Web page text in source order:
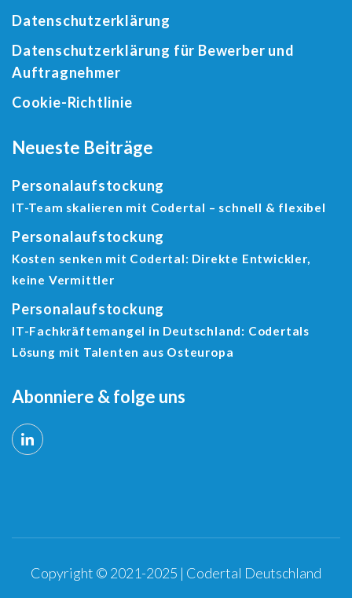
Datenschutzerklärung
Datenschutzerklärung für Bewerber und
Auftragnehmer
Cookie-Richtlinie
Neueste Beiträge
Personalaufstockung
IT-Team skalieren mit Codertal – schnell & flexibel
Personalaufstockung
Kosten senken mit Codertal: Direkte Entwickler,
keine Vermittler
Personalaufstockung
IT-Fachkräftemangel in Deutschland: Codertals
Lösung mit Talenten aus Osteuropa
Abonniere & folge uns
Copyright © 2021-2025 | Codertal Deutschland